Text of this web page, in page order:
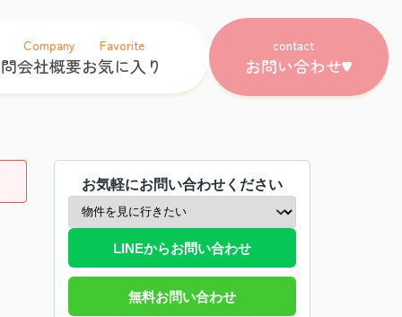
Company
会社概要
Favorite
お気に入り
contact
お問い合わせ
お気軽にお問い合わせください
LINEからお問い合わせ
無料お問い合わせ